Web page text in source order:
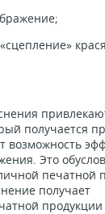
получается
возможность
Это
печатной
получает
продукции